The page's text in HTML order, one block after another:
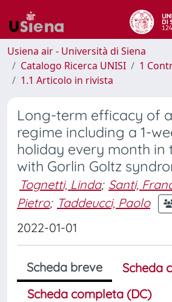
Usiena air - Università di Siena
Catalogo Ricerca UNISI
1
1.1 Articolo in rivista
Long-term efficacy of
regime including a 1-
holiday every month in
with Gorlin Goltz
Tognetti, Linda; Santi,
Pietro; Taddeucci, Paolo
2022-01-01
Scheda breve
Scheda
Scheda completa (DC)